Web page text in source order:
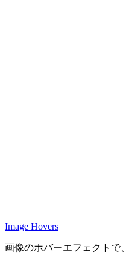
Image Hovers
画像のホバーエフェクトで